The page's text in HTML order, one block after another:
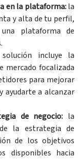
en la plataforma:la
y alta de tu perfil,
plataforma de
incluye la
mercado focalizada
para mejorar
ayudarte a alcanzar
de negocio: la
la estrategia de
de los objetivos
disponibles hacia